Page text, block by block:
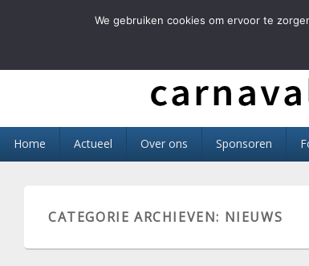
Carnavals
anno 1959 va R.K.T.S.V.
menu
Home Actueel Over ons Sponsoren
CATEGORIE ARCHIEVEN: NIEUWS
We gebruiken cookies om ervoor te